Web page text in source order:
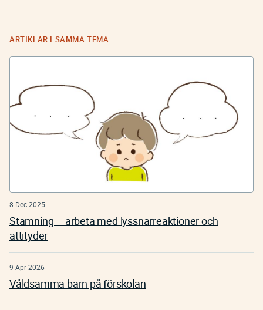
ARTIKLAR I SAMMA TEMA
8 Dec 2025
Stamning – arbeta med lyssnarreaktioner och
attityder
9 Apr 2026
Våldsamma barn på förskolan